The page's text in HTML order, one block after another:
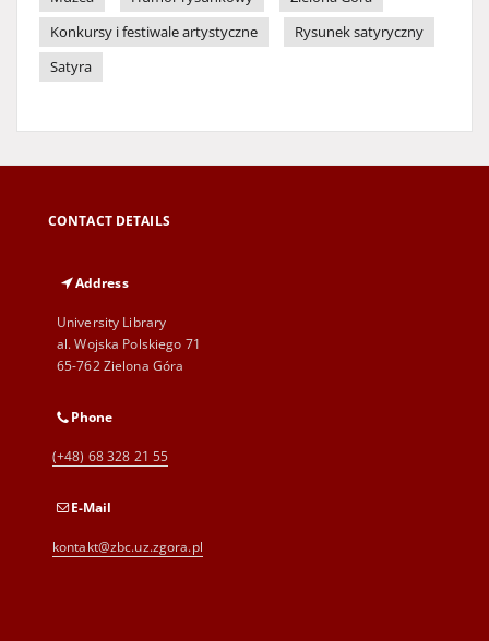
Konkursy i festiwale artystyczne
Rysunek satyryczny
Satyra
CONTACT DETAILS
Address
University Library
al. Wojska Polskiego 71
65-762 Zielona Góra
Phone
(+48) 68 328 21 55
E-Mail
kontakt@zbc.uz.zgora.pl